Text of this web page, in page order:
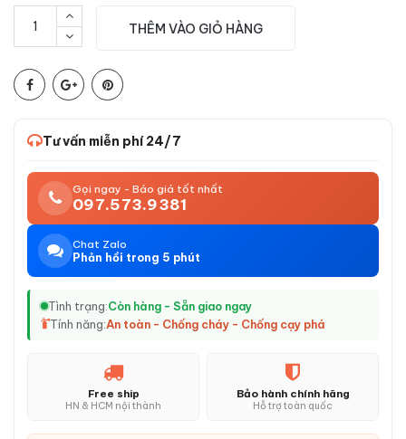
THÊM VÀO GIỎ HÀNG
Tư vấn miễn phí 24/7
Gọi ngay - Báo giá tốt nhất
097.573.9381
Chat Zalo
Phản hồi trong 5 phút
Tình trạng:Còn hàng - Sẵn giao ngay
Tính năng:An toàn - Chống cháy - Chống cạy phá
Free ship
HN & HCM nội thành
Bảo hành chính hãng
Hỗ trợ toàn quốc